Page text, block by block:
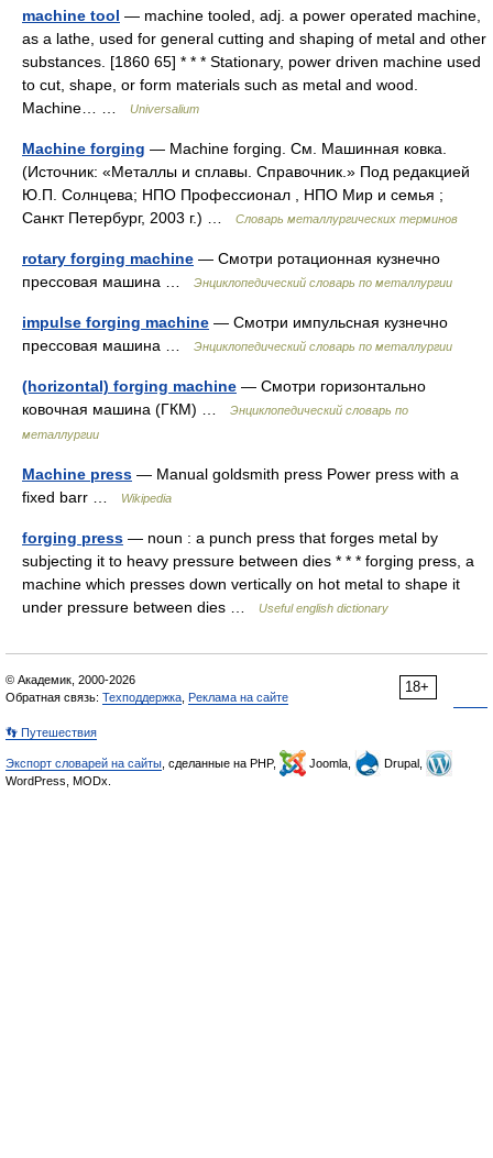
machine tool — machine tooled, adj. a power operated machine,
as a lathe, used for general cutting and shaping of metal and other
substances. [1860 65] * * * Stationary, power driven machine used
to cut, shape, or form materials such as metal and wood.
Machine… …
Universalium
Machine forging — Machine forging. См. Машинная ковка.
(Источник: «Металлы и сплавы. Справочник.» Под редакцией
Ю.П. Солнцева; НПО Профессионал , НПО Мир и семья ;
Санкт Петербург, 2003 г.) …
Словарь металлургических терминов
rotary forging machine — Смотри ротационная кузнечно
прессовая машина …
Энциклопедический словарь по металлургии
impulse forging machine — Смотри импульсная кузнечно
прессовая машина …
Энциклопедический словарь по металлургии
(horizontal) forging machine — Смотри горизонтально
ковочная машина (ГКМ) …
Энциклопедический словарь по
металлургии
Machine press — Manual goldsmith press Power press with a
fixed barr …
Wikipedia
forging press — noun : a punch press that forges metal by
subjecting it to heavy pressure between dies * * * forging press, a
machine which presses down vertically on hot metal to shape it
under pressure between dies …
Useful english dictionary
18+
© Академик, 2000-2026
Обратная связь: Техподдержка Реклама на сайте
👣 Путешествия
Экспорт словарей на сайты , сделанные на PHP, Joomla,
Drupal,
WordPress, MODx.